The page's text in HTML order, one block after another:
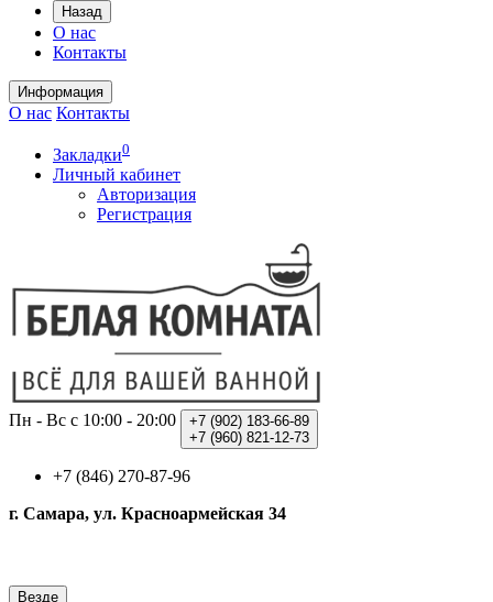
Назад
О нас
Контакты
Информация
О нас Контакты
Закладки0
Личный кабинет
Авторизация
Регистрация
Пн - Вс с 10:00 - 20:00 +7 (902) 183-66-89
+7 (960) 821-12-73
+7 (846) 270-87-96
г. Самара, ул. Красноармейская 34
Везде